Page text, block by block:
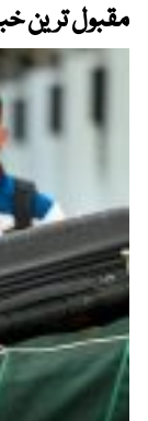
مقبول ترین